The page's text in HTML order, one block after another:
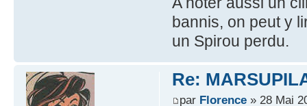
bannis, on peut y
un Spirou perdu.
Re:
par Florence» 28 Mai